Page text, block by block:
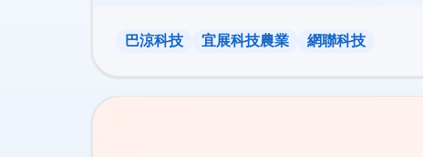
巴涼科技 宜展科技農業 網聯科技